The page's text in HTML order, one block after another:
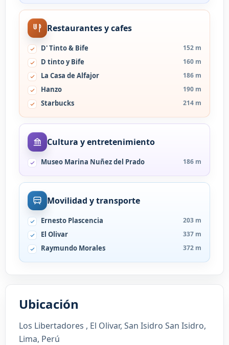
Restaurantes y cafes
D' Tinto & Bife 152 m
D tinto y Bife 160 m
La Casa de Alfajor 186 m
Hanzo 190 m
Starbucks 214 m
Cultura y entretenimiento
Museo Marina Nuñez del Prado 186 m
Movilidad y transporte
Ernesto Plascencia 203 m
El Olivar 337 m
Raymundo Morales 372 m
Ubicación
Los Libertadores , El Olivar, San Isidro San Isidro,
Lima, Perú